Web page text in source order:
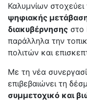
Καλυμνίων
ψηφιακής
διακυβέρνησης στο
παράλληλα την
πολιτών και
Με τη νέα
επιβεβαιώνει τη
συμμετοχικό και